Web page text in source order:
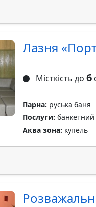
Лазня
Місткість до 6
Парна: руська баня
Послуги:
Аква зона: купель